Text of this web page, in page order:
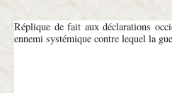
Réplique de fait aux déclarations
ennemi systémique contre lequel la